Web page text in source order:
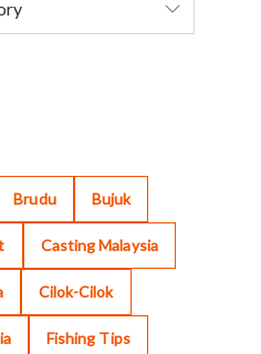
Brudu Bujuk
Casting Malaysia
Cilok-Cilok
Fishing Tips